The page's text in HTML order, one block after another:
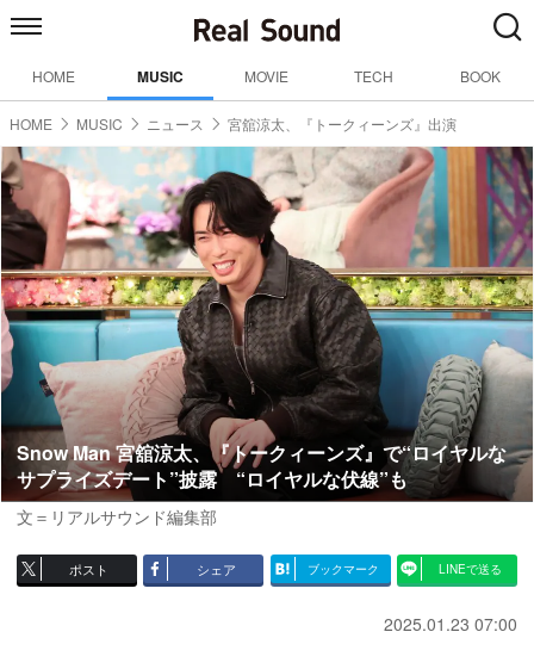
HOME MUSIC MOVIE TECH BOOK
HOME MUSIC ニュース 宮舘涼太、『トークィーンズ』出演
Snow Man 宮舘涼太、『トークィーンズ』で“ロイヤルな
サプライズデート”披露 “ロイヤルな伏線”も
文＝リアルサウンド編集部
ポスト シェア ブックマーク LINEで送る
2025.01.23 07:00